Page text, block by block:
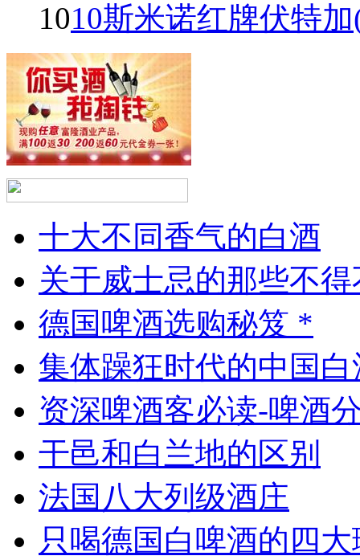
1010斯米诺红牌伏特
十大不同香气的白酒
关于威士忌的那些不
德国啤酒选购秘笈 *
集体躁狂时代的中国白
资深啤酒客必读-啤酒
干邑和白兰地的区别
法国八大列级酒庄
只喝德国白啤酒的四